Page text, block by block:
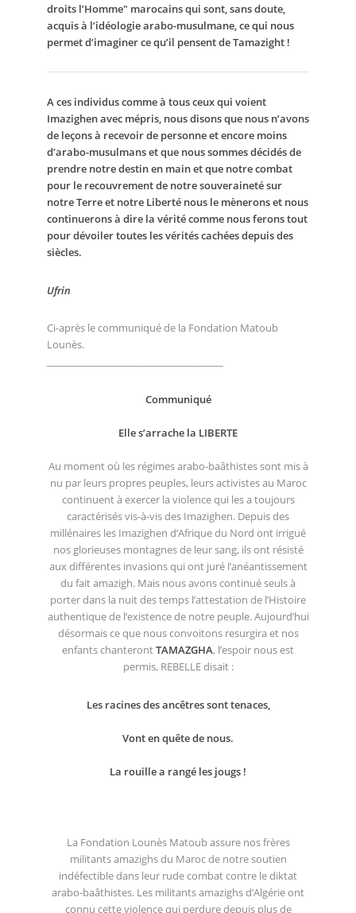
droits l’Homme" marocains qui sont, sans doute,
acquis à l’idéologie arabo-musulmane, ce qui nous
permet d’imaginer ce qu’il pensent de Tamazight !
A ces individus comme à tous ceux qui voient
Imazighen avec mépris, nous disons que nous n’avons
de leçons à recevoir de personne et encore moins
d’arabo-musulmans et que nous sommes décidés de
prendre notre destin en main et que notre combat
pour le recouvrement de notre souveraineté sur
notre Terre et notre Liberté nous le mènerons et nous
continuerons à dire la vérité comme nous ferons tout
pour dévoiler toutes les vérités cachées depuis des
siècles.
Ufrin
Ci-après le communiqué de la Fondation Matoub
Lounès.
Communiqué
Elle s’arrache la LIBERTE
Au moment où les régimes arabo-baâthistes sont mis à
nu par leurs propres peuples, leurs activistes au Maroc
continuent à exercer la violence qui les a toujours
caractérisés vis-à-vis des Imazighen. Depuis des
millénaires les Imazighen d’Afrique du Nord ont irrigué
nos glorieuses montagnes de leur sang, ils ont résisté
aux différentes invasions qui ont juré l’anéantissement
du fait amazigh. Mais nous avons continué seuls à
porter dans la nuit des temps l’attestation de l’Histoire
authentique de l’existence de notre peuple. Aujourd’hui
désormais ce que nous convoitons resurgira et nos
enfants chanterontTAMAZGHA, l’espoir nous est
permis, REBELLE disait :
Les racines des ancêtres sont tenaces,
Vont en quête de nous.
La rouille a rangé les jougs !
La Fondation Lounès Matoub assure nos frères
militants amazighs du Maroc de notre soutien
indéfectible dans leur rude combat contre le diktat
arabo-baâthistes. Les militants amazighs d’Algérie ont
connu cette violence qui perdure depuis plus de